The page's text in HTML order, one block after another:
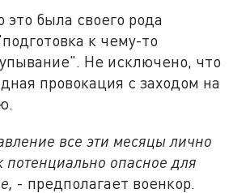
это была своего рода
к чему-то
Не исключено, что
провокация с заходом на
все эти месяцы лично
потенциально опасное для
- предполагает военкор.